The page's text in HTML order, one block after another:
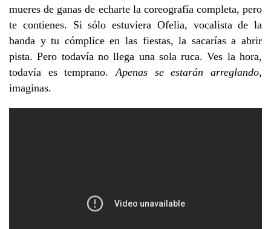
mueres de ganas de echarte la coreografía completa, pero
te contienes. Si sólo estuviera Ofelia, vocalista de la
banda y tu cómplice en las fiestas, la sacarías a abrir
pista. Pero todavía no llega una sola ruca. Ves la hora,
todavía es temprano.Apenas se estarán arreglando,
imaginas.